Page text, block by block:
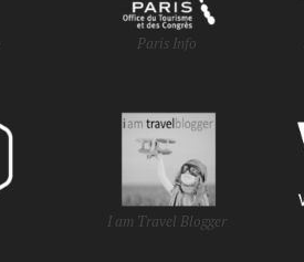
Paris Info
I am Travel Blogger